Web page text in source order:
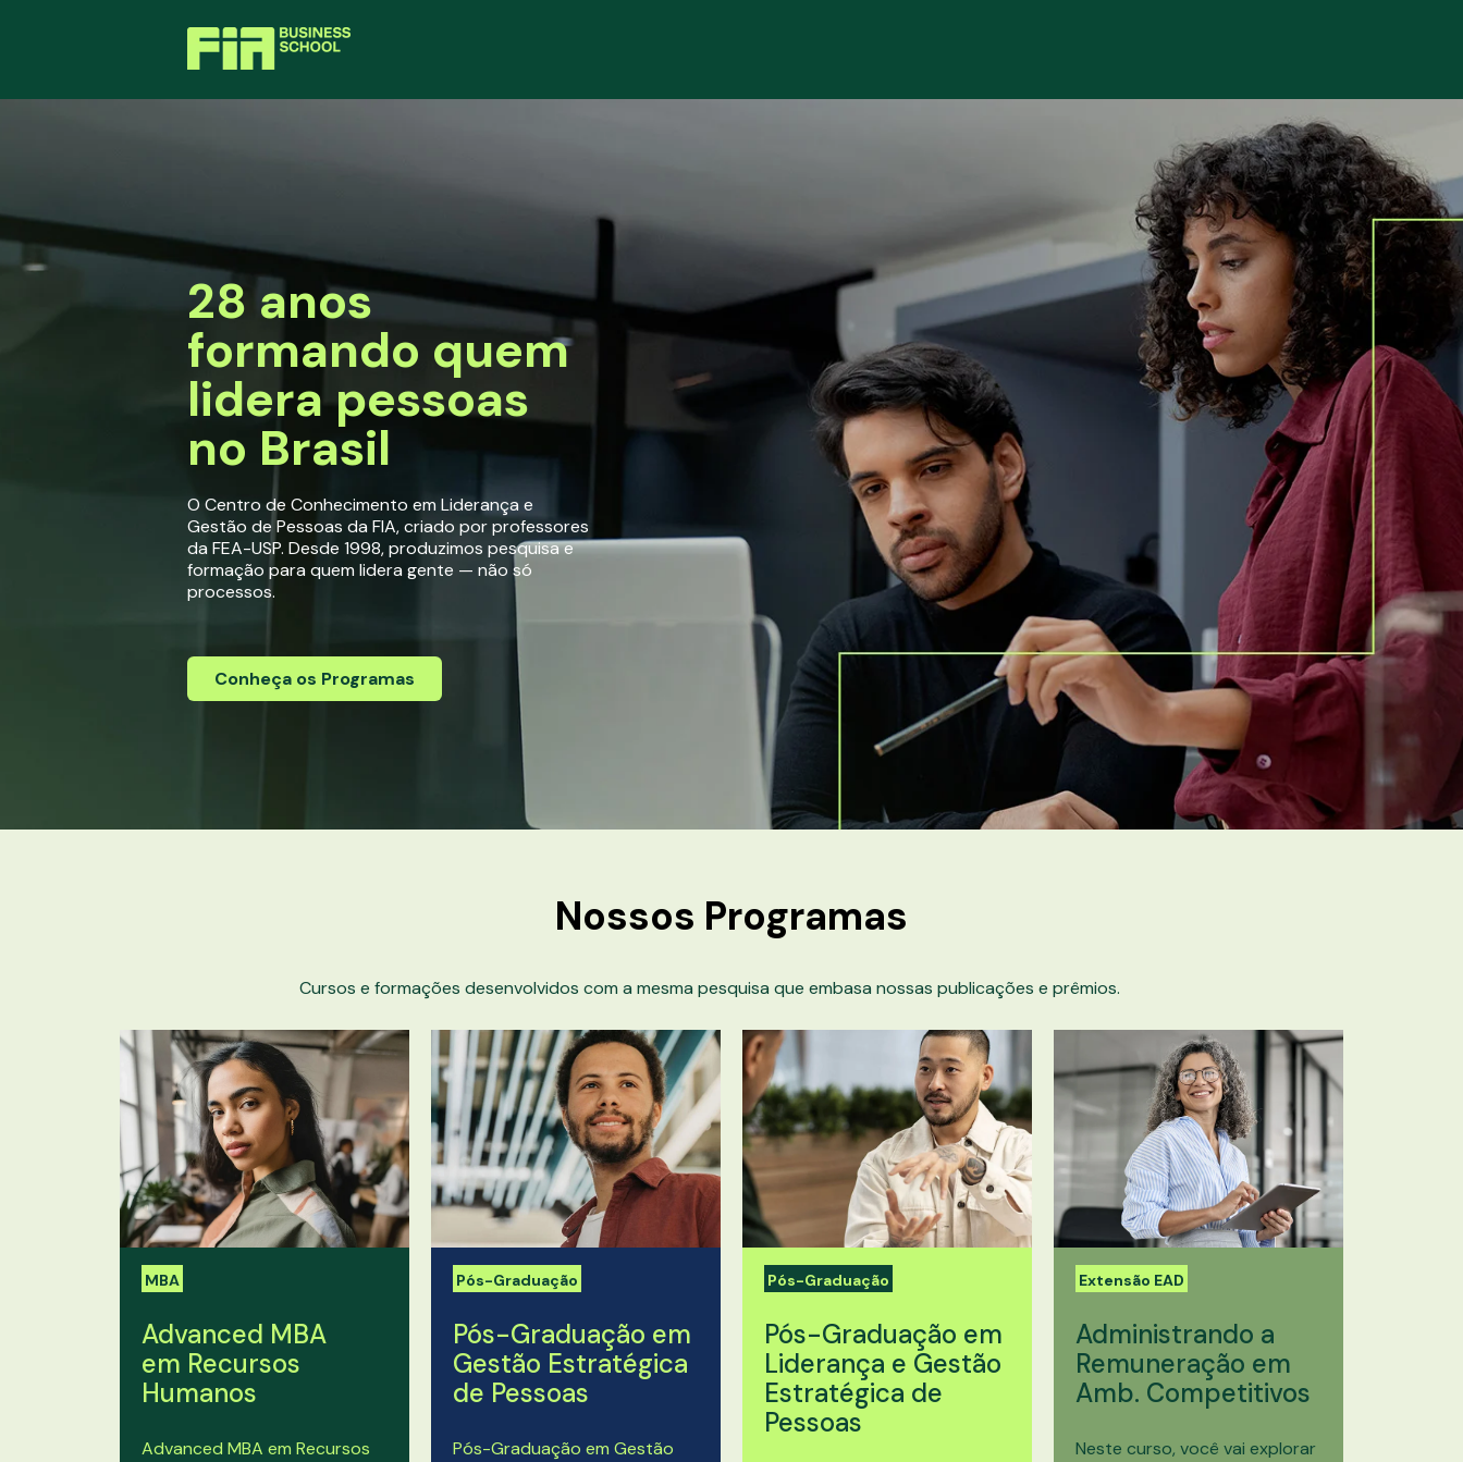
28 anos
formando quem
lidera pessoas
no Brasil
O Centro de Conhecimento em Liderança e
Gestão de Pessoas da FIA, criado por professores
da FEA-USP. Desde 1998, produzimos pesquisa e
formação para quem lidera gente — não só
processos.
Conheça os Programas
Nossos Programas
Cursos e formações desenvolvidos com a mesma pesquisa que embasa nossas publicações e prêmios.
MBA
Advanced MBA
em Recursos
Humanos
Advanced MBA em Recursos
Pós-Graduação
Pós-Graduação em
Gestão Estratégica
de Pessoas
Pós-Graduação em Gestão
Pós-Graduação
Pós-Graduação em
Liderança e Gestão
Estratégica de
Pessoas
Extensão EAD
Administrando a
Remuneração em
Amb. Competitivos
Neste curso, você vai explorar